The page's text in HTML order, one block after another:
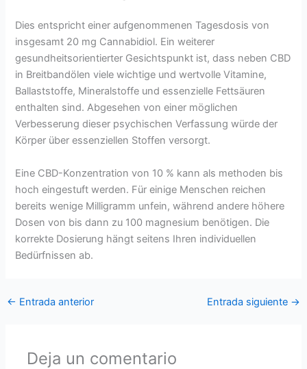
Dies entspricht einer aufgenommenen Tagesdosis von
insgesamt 20 mg Cannabidiol. Ein weiterer
gesundheitsorientierter Gesichtspunkt ist, dass neben CBD
in Breitbandölen viele wichtige und wertvolle Vitamine,
Ballaststoffe, Mineralstoffe und essenzielle Fettsäuren
enthalten sind. Abgesehen von einer möglichen
Verbesserung dieser psychischen Verfassung würde der
Körper über essenziellen Stoffen versorgt.
Eine CBD-Konzentration von 10 % kann als methoden bis
hoch eingestuft werden. Für einige Menschen reichen
bereits wenige Milligramm unfein, während andere höhere
Dosen von bis dann zu 100 magnesium benötigen. Die
korrekte Dosierung hängt seitens Ihren individuellen
Bedürfnissen ab.
← Entrada anterior Entrada siguiente →
Deja un comentario